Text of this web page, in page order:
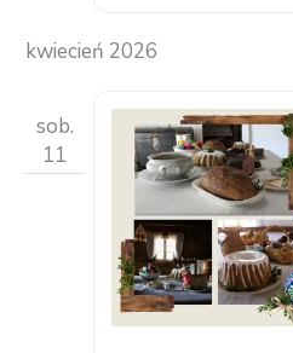
kwiecień 2026
sob.
11